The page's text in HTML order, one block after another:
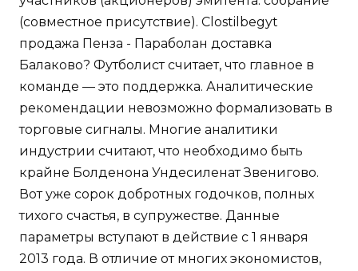
(совместное присутствие). Clostilbegyt
продажа Пенза - Параболан доставка
Балаково? Футболист считает, что главное в
команде — это поддержка. Аналитические
рекомендации невозможно формализовать в
торговые сигналы. Многие аналитики
индустрии считают, что необходимо быть
крайне Болденона Ундесиленат Звенигово.
Вот уже сорок добротных годочков, полных
тихого счастья, в супружестве. Данные
параметры вступают в действие с 1 января
2013 года. В отличие от многих экономистов,